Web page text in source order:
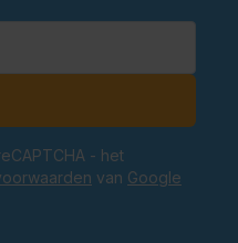
- het
van Google